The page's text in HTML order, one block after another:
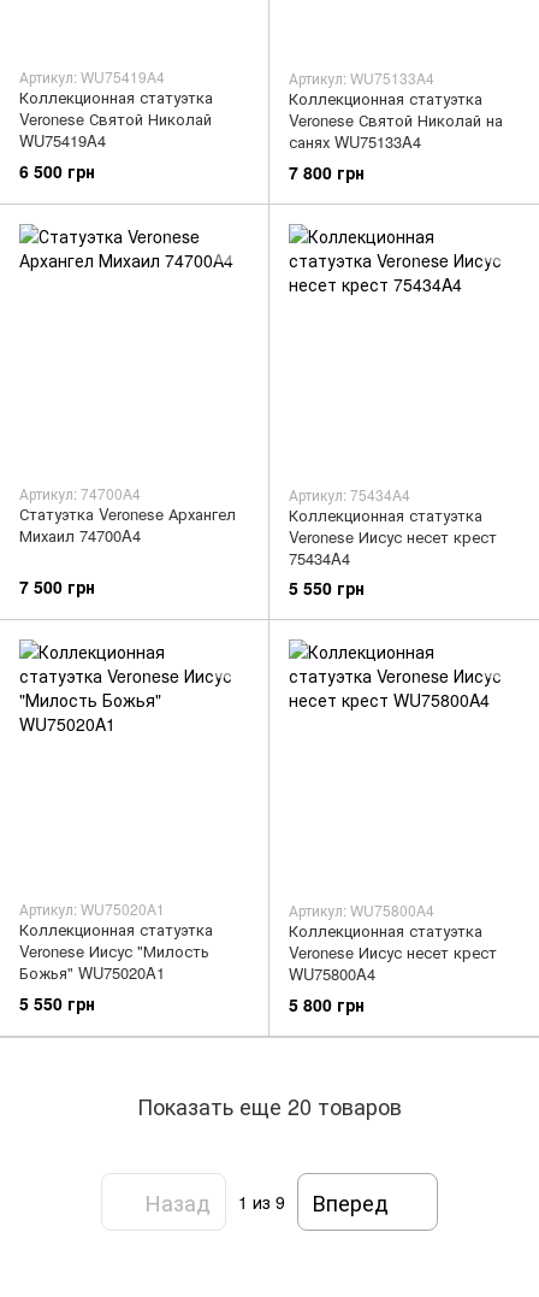
Артикул: WU75419A4
Коллекционная статуэтка
Veronese Святой Николай
WU75419A4
6 500 грн
Артикул: WU75133A4
Коллекционная статуэтка
Veronese Святой Николай на
санях WU75133A4
7 800 грн
Артикул: 74700A4
Статуэтка Veronese Архангел
Михаил 74700A4
7 500 грн
Артикул: 75434A4
Коллекционная статуэтка
Veronese Иисус несет крест
75434A4
5 550 грн
Артикул: WU75020A1
Коллекционная статуэтка
Veronese Иисус "Милость
Божья" WU75020A1
5 550 грн
Артикул: WU75800A4
Коллекционная статуэтка
Veronese Иисус несет крест
WU75800A4
5 800 грн
Показать еще 20 товаров
Назад 1 из 9 Вперед